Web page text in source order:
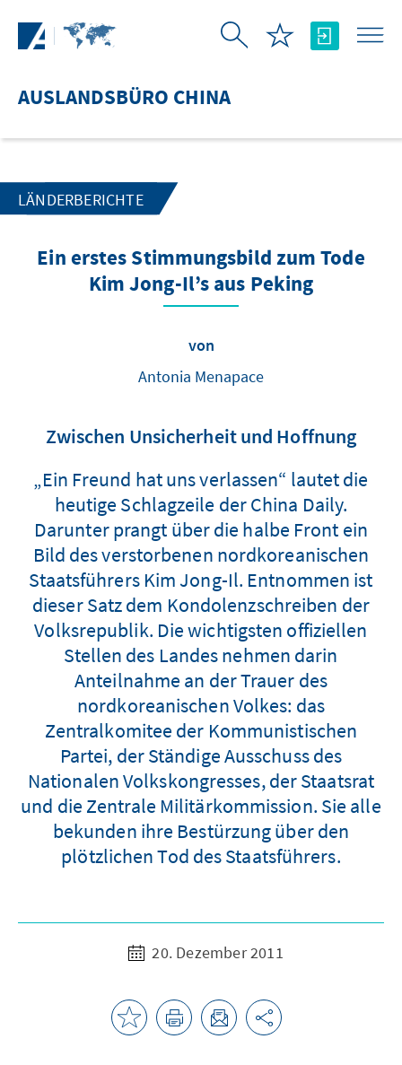
AUSLANDSBÜRO CHINA
LÄNDERBERICHTE
Ein erstes Stimmungsbild zum Tode
Kim Jong-Il’s aus Peking
von
Antonia Menapace
Zwischen Unsicherheit und Hoffnung
„Ein Freund hat uns verlassen“ lautet die
heutige Schlagzeile der China Daily.
Darunter prangt über die halbe Front ein
Bild des verstorbenen nordkoreanischen
Staatsführers Kim Jong-Il. Entnommen ist
dieser Satz dem Kondolenzschreiben der
Volksrepublik. Die wichtigsten offiziellen
Stellen des Landes nehmen darin
Anteilnahme an der Trauer des
nordkoreanischen Volkes: das
Zentralkomitee der Kommunistischen
Partei, der Ständige Ausschuss des
Nationalen Volkskongresses, der Staatsrat
und die Zentrale Militärkommission. Sie alle
bekunden ihre Bestürzung über den
plötzlichen Tod des Staatsführers.
20. Dezember 2011